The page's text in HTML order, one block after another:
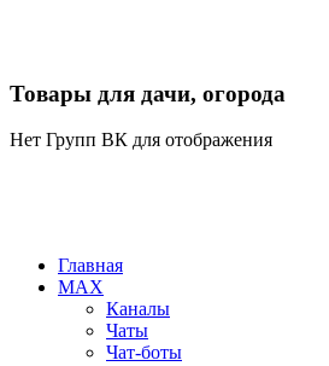
Товары для дачи, огорода
Нет Групп ВК для отображения
Главная
MAX
Каналы
Чаты
Чат-боты